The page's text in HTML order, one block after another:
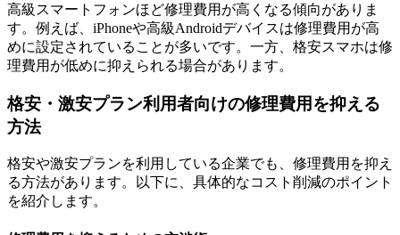
高級スマートフォンほど修理費用が高くなる傾向がありま
す。例えば、iPhoneや高級Androidデバイスは修理費用が高
めに設定されていることが多いです。一方、格安スマホは修
理費用が低めに抑えられる場合があります。
格安・激安プラン利用者向けの修理費用を抑える
方法
格安や激安プランを利用している企業でも、修理費用を抑え
る方法があります。以下に、具体的なコスト削減のポイント
を紹介します。